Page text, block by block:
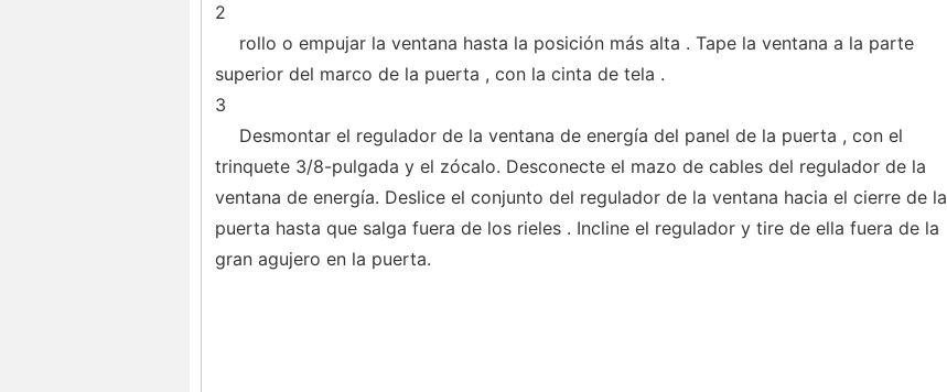
2
rollo o empujar la ventana hasta la posición más alta . Tape la ventana a la parte
superior del marco de la puerta , con la cinta de tela .
3
Desmontar el regulador de la ventana de energía del panel de la puerta , con el
trinquete 3/8-pulgada y el zócalo. Desconecte el mazo de cables del regulador de la
ventana de energía. Deslice el conjunto del regulador de la ventana hacia el cierre de la
puerta hasta que salga fuera de los rieles . Incline el regulador y tire de ella fuera de la
gran agujero en la puerta.